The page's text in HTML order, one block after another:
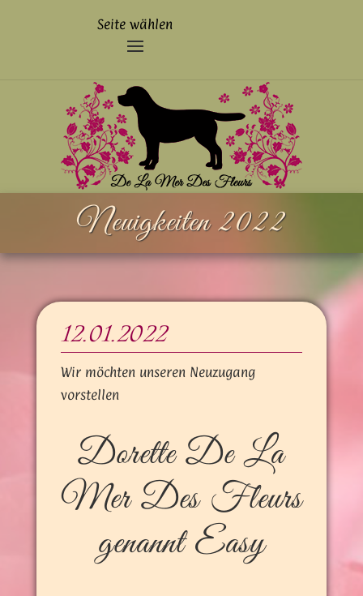
Seite wählen
Neuig­keiten 2022
12.01.2022
Wir möchten unseren Neuzugang
vorstellen
Dorette De La
Mer Des Fleurs
genannt Easy